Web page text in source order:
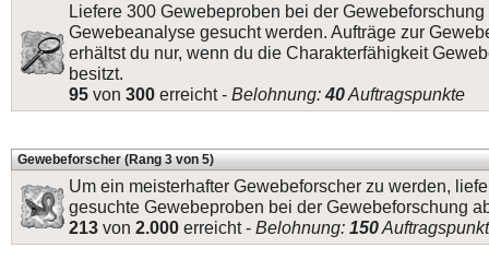
Liefere 300 Gewebeproben bei der Gewebeforschung
Gewebeanalyse gesucht werden. Aufträge zur
erhältst du nur, wenn du die Charakterfähigkeit
besitzt.
95 von 300 erreicht - Belohnung:40Auftragspunkte
Gewebeforscher (Rang 3 von 5)
Um ein meisterhafter Gewebeforscher zu werden,
gesuchte Gewebeproben bei der Gewebeforschung
213 von 2.000 erreicht - Belohnung: 150